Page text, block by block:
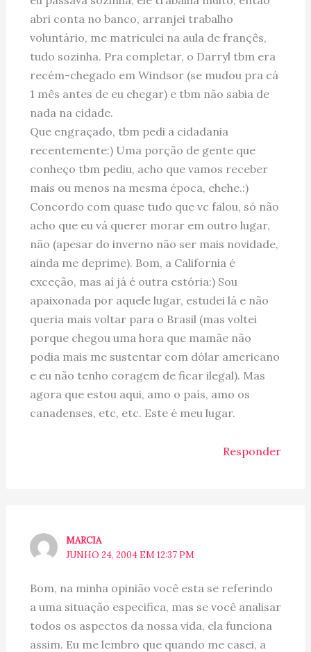
abri conta no banco, arranjei trabalho
voluntário, me matriculei na aula de françês,
tudo sozinha. Pra completar, o Darryl tbm era
recém-chegado em Windsor (se mudou pra cá
1 mês antes de eu chegar) e tbm não sabia de
nada na cidade.
Que engraçado, tbm pedi a cidadania
recentemente:) Uma porção de gente que
conheço tbm pediu, acho que vamos receber
mais ou menos na mesma época, ehehe.:)
Concordo com quase tudo que vc falou, só não
acho que eu vá querer morar em outro lugar,
não (apesar do inverno não ser mais novidade,
ainda me deprime). Bom, a California é
exceção, mas aí já é outra estória:) Sou
apaixonada por aquele lugar, estudei lá e não
queria mais voltar para o Brasil (mas voltei
porque chegou uma hora que mamãe não
podia mais me sustentar com dólar americano
e eu não tenho coragem de ficar ilegal). Mas
agora que estou aqui, amo o país, amo os
canadenses, etc, etc. Este é meu lugar.
Responder
MARCIA
JUNHO 24, 2004 EM 12:37 PM
Bom, na minha opinião você esta se referindo
a uma situação especifica, mas se você analisar
todos os aspectos da nossa vida, ela funciona
assim. Eu me lembro que quando me casei, a